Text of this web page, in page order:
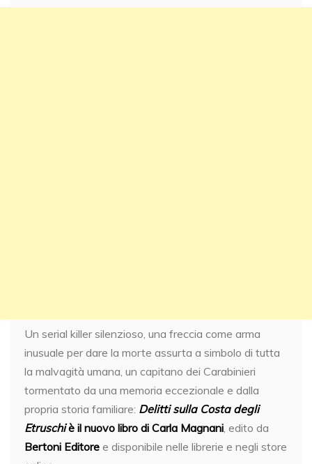
Un serial killer silenzioso, una freccia come arma
inusuale per dare la morte assurta a simbolo di tutta
la malvagità umana, un capitano dei Carabinieri
tormentato da una memoria eccezionale e dalla
propria storia familiare: Delitti sulla Costa degli
Etruschiè il nuovo libro di Carla Magnani , edito da
Bertoni Editore e disponibile nelle librerie e negli store